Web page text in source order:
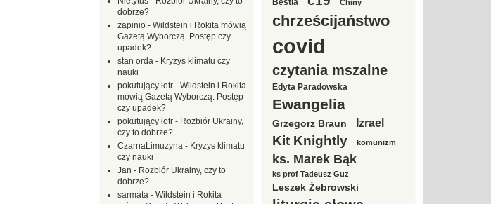
Bestia Chiny
chrześcijaństwo
covid
czytania mszalne
Edyta Paradowska
Ewangelia
Grzegorz Braun Izrael
Kit Knightly komunizm
ks. Marek Bąk
ks prof Tadeusz Guz
Leszek Żebrowski
dobrze?
zapinio - Wildstein i Rokita mówią
Gazetą Wyborczą. Postęp czy
upadek?
stan orda - Kryzys klimatu czy
nauki
pokutujący łotr - Wildstein i Rokita
mówią Gazetą Wyborczą. Postęp
czy upadek?
pokutujący łotr - Rozbiór Ukrainy,
czy to dobrze?
CzarnaLimuzyna - Kryzys klimatu
czy nauki
Jan - Rozbiór Ukrainy, czy to
dobrze?
sarmata - Wildstein i Rokita